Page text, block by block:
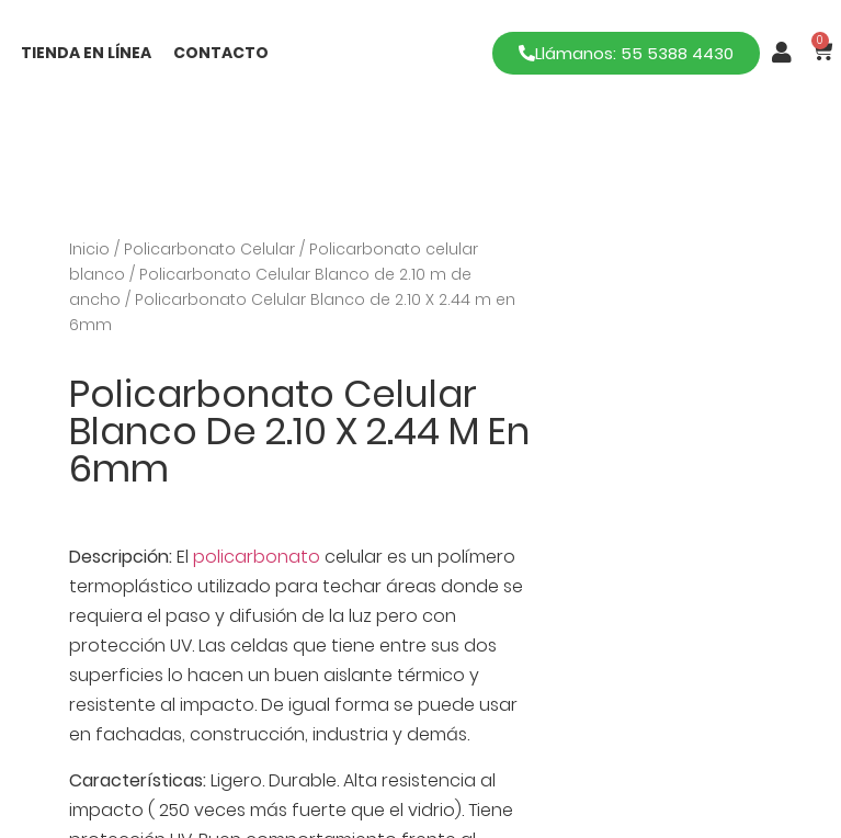
TIENDA EN LÍNEA CONTACTO Llámanos: 55 5388 4430
0
Inicio / Policarbonato Celular / Policarbonato celular
blanco / Policarbonato Celular Blanco de 2.10 m de
ancho / Policarbonato Celular Blanco de 2.10 X 2.44 m en
6mm
Policarbonato Celular
Blanco De 2.10 X 2.44 M En
6mm
Descripción:El policarbonato celular es un polímero
termoplástico utilizado para techar áreas donde se
requiera el paso y difusión de la luz pero con
protección UV. Las celdas que tiene entre sus dos
superficies lo hacen un buen aislante térmico y
resistente al impacto. De igual forma se puede usar
en fachadas, construcción, industria y demás.
Características:Ligero. Durable. Alta resistencia al
impacto ( 250 veces más fuerte que el vidrio). Tiene